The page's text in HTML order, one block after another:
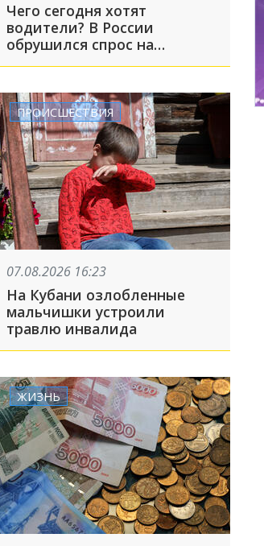
Чего сегодня хотят
водители? В России
обрушился спрос на
отечественные машины
ПРОИСШЕСТВИЯ
07.08.2026 16:23
На Кубани озлобленные
мальчишки устроили
травлю инвалида
ЖИЗНЬ